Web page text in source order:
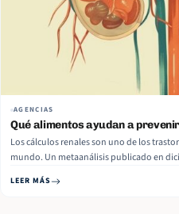
AGENCIAS
Qué alimentos ayudan a
Los cálculos renales son uno de los
mundo. Un metaanálisis publicado en
más de 1,2 millones de personas en 22
11% de la población global, con tasas que
LEER MÁS